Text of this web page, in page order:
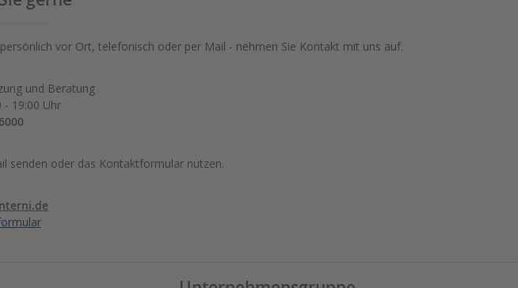
vor Ort, telefonisch oder per Mail - nehmen Sie Kontakt mit uns auf.
und Beratung
- 19:00 Uhr
senden oder das Kontaktformular nutzen.